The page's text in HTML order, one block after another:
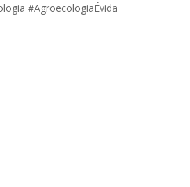
#AgroecologiaÉvida